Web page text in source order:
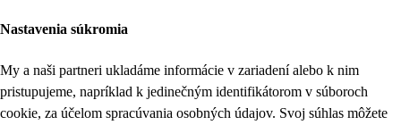
Nastavenia súkromia
My a naši partneri ukladáme informácie v zariadení alebo k nim
pristupujeme, napríklad k jedinečným identifikátorom v súboroch
cookie, za účelom spracúvania osobných údajov. Svoj súhlas môžete